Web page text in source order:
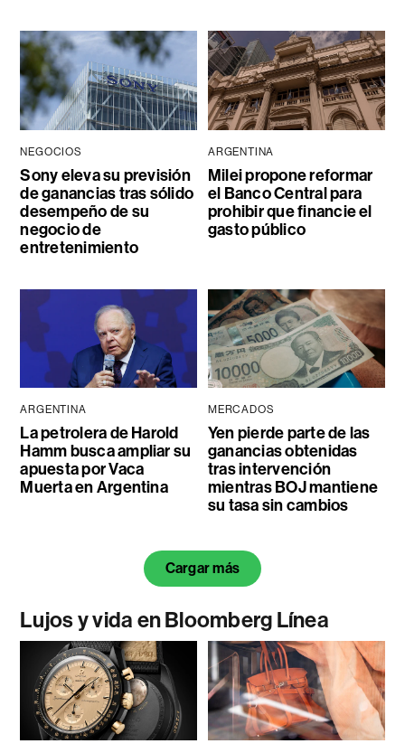
NEGOCIOS
Sony eleva su previsión
de ganancias tras sólido
desempeño de su
negocio de
entretenimiento
ARGENTINA
Milei propone reformar
el Banco Central para
prohibir que financie el
gasto público
ARGENTINA
La petrolera de Harold
Hamm busca ampliar su
apuesta por Vaca
Muerta en Argentina
MERCADOS
Yen pierde parte de las
ganancias obtenidas
tras intervención
mientras BOJ mantiene
su tasa sin cambios
Cargar más
Lujos y vida en Bloomberg Línea